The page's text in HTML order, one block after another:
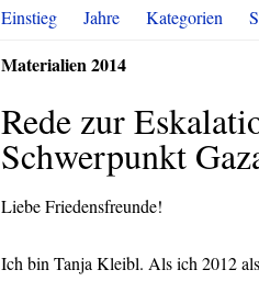
Einstieg Jahre Kategorien
Materialien 2014
Rede zur
Schwerpunkt
Liebe Friedensfreunde!
Ich bin Tanja Kleibl. Als ich 2012